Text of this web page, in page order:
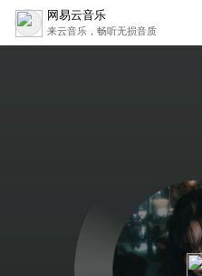
网易云音乐
来云音乐，畅听无损音质